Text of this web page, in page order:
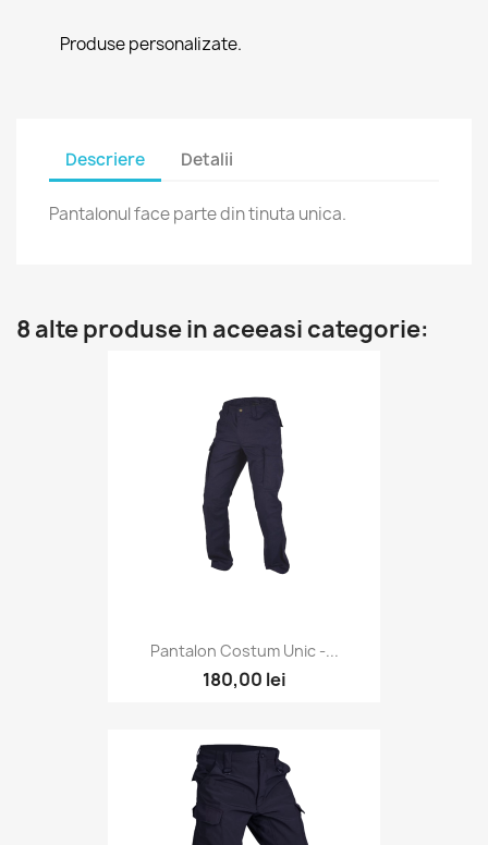
Produse personalizate.
Descriere Detalii
Pantalonul face parte din tinuta unica.
8 alte produse in aceeasi categorie:
Pantalon Costum Unic -...
180,00 lei